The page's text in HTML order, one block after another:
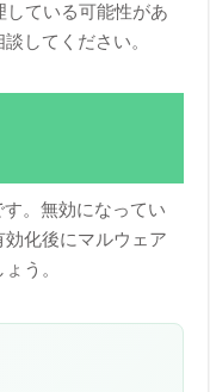
ている可能性があ
してください。
。無効になってい
化後にマルウェア
う。